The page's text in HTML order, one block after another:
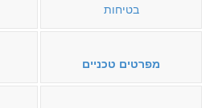
בטיחות
מפרטים טכניים